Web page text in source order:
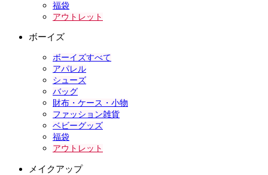
福袋
アウトレット
ボーイズ
ボーイズすべて
アパレル
シューズ
バッグ
財布・ケース・小物
ファッション雑貨
ベビーグッズ
福袋
アウトレット
メイクアップ